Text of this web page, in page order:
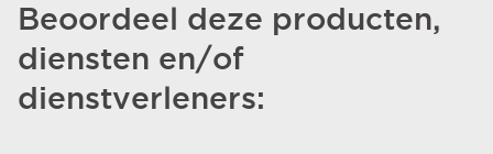
Beoordeel deze producten,
diensten en/of
dienstverleners: